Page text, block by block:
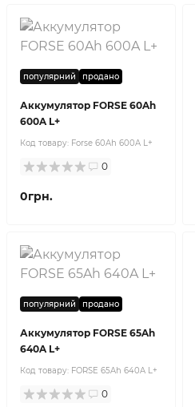
популярний продано
Аккумулятор FORSE 60Ah
600A L+
Код товару: Forse 60Ah 600A L+
0
0грн.
популярний продано
Аккумулятор FORSE 65Ah
640A L+
Код товару: FORSE 65Ah 640A L+
0